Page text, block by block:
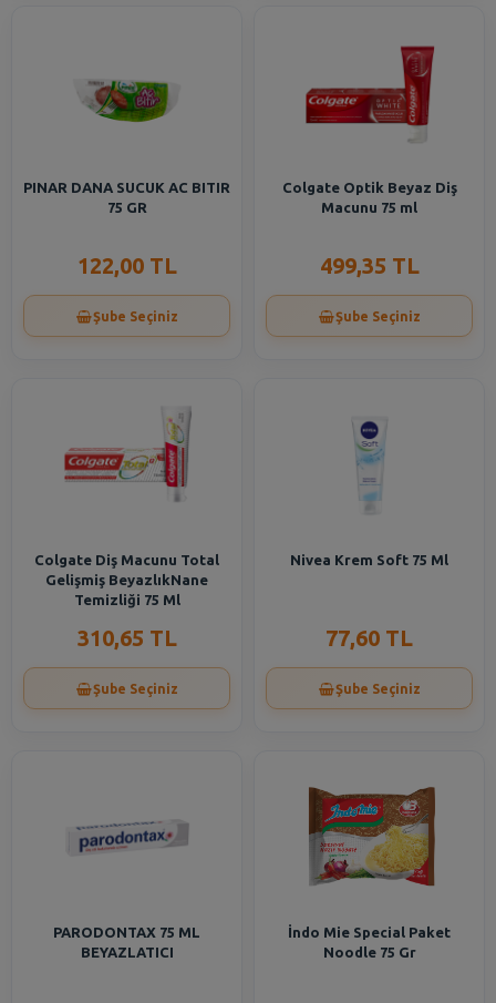
PINAR DANA SUCUK AC BITIR
75 GR
122,00 TL
Şube Seçiniz
Colgate Optik Beyaz Diş
Macunu 75 ml
499,35 TL
Şube Seçiniz
Colgate Diş Macunu Total
Gelişmiş BeyazlıkNane
Temizliği 75 Ml
310,65 TL
Şube Seçiniz
Nivea Krem Soft 75 Ml
77,60 TL
Şube Seçiniz
PARODONTAX 75 ML
BEYAZLATICI
İndo Mie Special Paket
Noodle 75 Gr